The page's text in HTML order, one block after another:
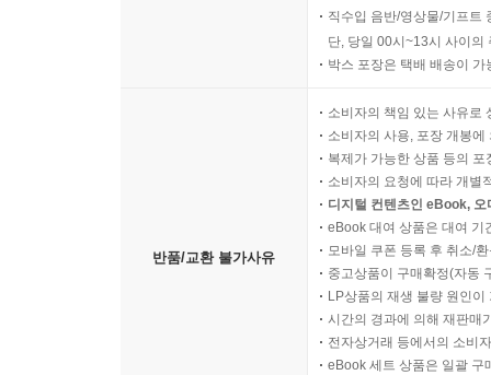
직수입 음반/영상물/기프트
단, 당일 00시~13시 사이의
박스 포장은 택배 배송이
반품/교환 불가사유
소비자의 책임 있는 사유로
소비자의 사용, 포장 개봉
복제가 가능한 상품 등의
소비자의 요청에 따라 개별
디지털 컨텐츠인 eBook,
eBook 대여 상품은 대여 기
모바일 쿠폰 등록 후 취소/
중고상품이 구매확정(자동
LP상품의 재생 불량 원인
시간의 경과에 의해 재판매
전자상거래 등에서의 소비
eBook 세트 상품은 일괄 구